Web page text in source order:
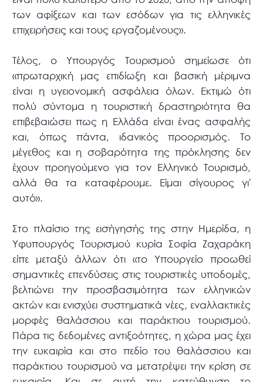
των αφίξεων και των εσόδων για τις ελληνικές
επιχειρήσεις και τους εργαζομένους».
Τέλος, ο Υπουργός Τουρισμού σημείωσε ότι
«πρωταρχική μας επιδίωξη και βασική μέριμνα
είναι η υγειονομική ασφάλεια όλων. Εκτιμώ ότι
πολύ σύντομα η τουριστική δραστηριότητα θα
επιβεβαιώσει πως η Ελλάδα είναι ένας ασφαλής
και, όπως πάντα, ιδανικός προορισμός. Το
μέγεθος και η σοβαρότητα της πρόκλησης δεν
έχουν προηγούμενο για τον Ελληνικό Τουρισμό,
αλλά θα τα καταφέρουμε. Είμαι σίγουρος γι'
αυτό».
Στο πλαίσιο της εισήγησής της στην Ημερίδα, η
Υφυπουργός Τουρισμού κυρία Σοφία Ζαχαράκη
είπε μεταξύ άλλων ότι «το Υπουργείο προωθεί
σημαντικές επενδύσεις στις τουριστικές υποδομές,
βελτιώνει την προσβασιμότητα των ελληνικών
ακτών και ενισχύει συστηματικά νέες, εναλλακτικές
μορφές θαλάσσιου και παράκτιου τουρισμού.
Πάρα τις δεδομένες αντιξοότητες, η χώρα μας έχει
την ευκαιρία και στο πεδίο του θαλάσσιου και
παράκτιου τουρισμού να μετατρέψει την κρίση σε